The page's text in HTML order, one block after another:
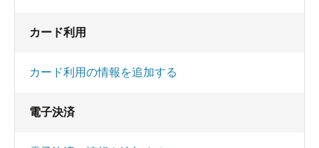
カード利用
カード利用の情報を追加する
電子決済